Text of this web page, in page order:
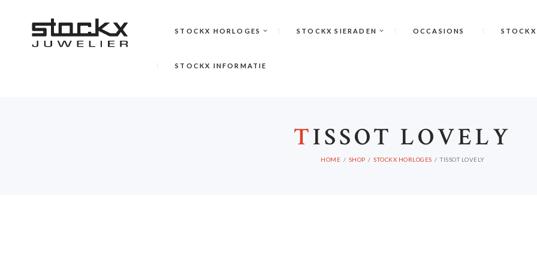
STOCKX HORLOGES STOCKX SIERADEN OCCASIONS STOCKX
STOCKX INFORMATIE
TISSOT LOVELY
HOME SHOP STOCKX HORLOGES TISSOT LOVELY